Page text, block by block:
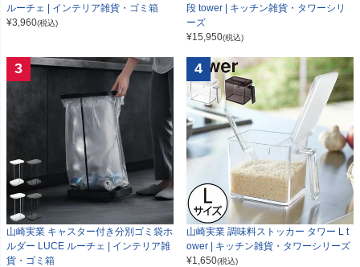
ルーチェ | インテリア雑貨・ゴミ箱
¥3,960(税込)
段 tower | キッチン雑貨・タワーシリ
ーズ
¥15,950(税込)
3
山崎実業 キャスター付き分別ゴミ袋ホ
ルダー LUCE ルーチェ | インテリア雑
貨・ゴミ箱
4
山崎実業 調味料ストッカー タワー L t
ower | キッチン雑貨・タワーシリーズ
¥1,650(税込)